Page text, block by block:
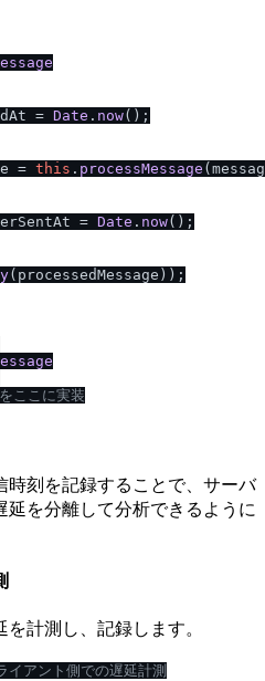
= Date . now();
= this . processMessage
= Date . now();
(processedMessage));
ここに実装
刻を記録することで、サーバ
を分離して分析できるように
計測し、記録します。
イアント側での遅延計測